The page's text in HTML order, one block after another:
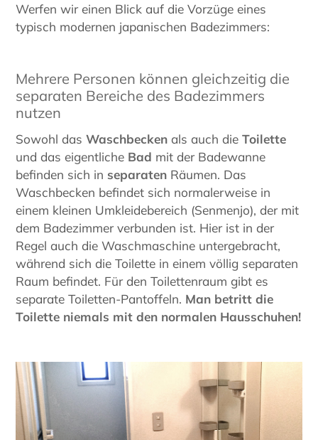
Werfen wir einen Blick auf die Vorzüge eines
typisch modernen japanischen Badezimmers:
Mehrere Personen können gleichzeitig die
separaten Bereiche des Badezimmers
nutzen
Sowohl das Waschbecken als auch die Toilette
und das eigentliche Bad mit der Badewanne
befinden sich in separaten Räumen. Das
Waschbecken befindet sich normalerweise in
einem kleinen Umkleidebereich (Senmenjo), der mit
dem Badezimmer verbunden ist. Hier ist in der
Regel auch die Waschmaschine untergebracht,
während sich die Toilette in einem völlig separaten
Raum befindet. Für den Toilettenraum gibt es
separate Toiletten-Pantoffeln. Man betritt die
Toilette niemals mit den normalen Hausschuhen!